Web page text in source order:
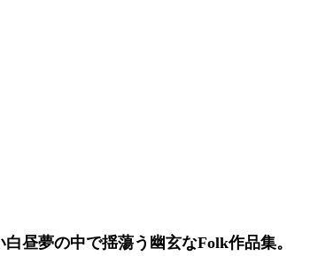
昼夢の中で揺蕩う幽玄なFolk作品集。